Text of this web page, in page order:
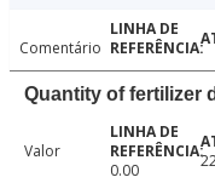
Comentário
Quantity of fertilizer
Valor
0.00